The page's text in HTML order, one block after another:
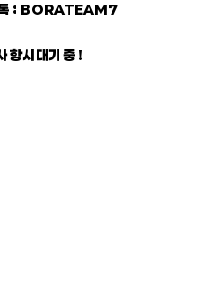
톡 : BORATEAM7
항시 대기 중 !